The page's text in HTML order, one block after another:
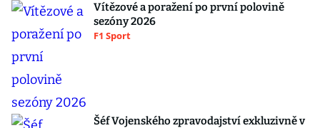
Vítězové a poražení po první polovině
sezóny 2026
F1 Sport
Šéf Vojenského zpravodajství exkluzivně v